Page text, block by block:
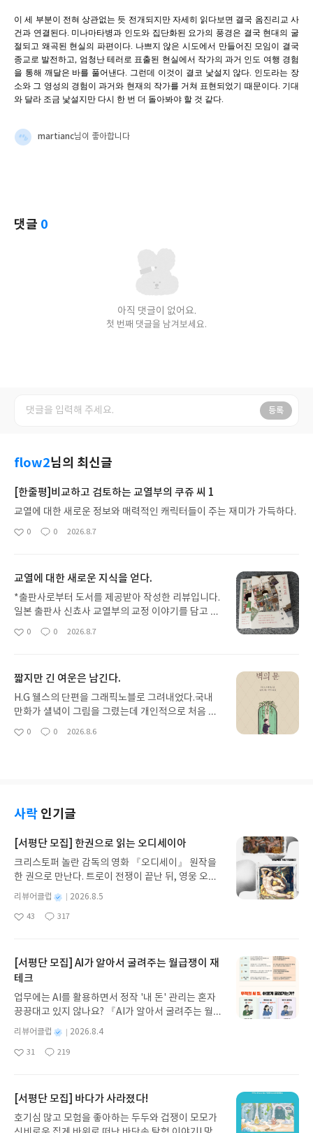
이 세 부분이 전혀 상관없는 듯 전개되지만 자세히 읽다보면 결국 옴진리교 사
건과 연결된다. 미나마타병과 인도와 집단화된 요가의 풍경은 결국 현대의 굴
절되고 왜곡된 현실의 파편이다. 나쁘지 않은 시도에서 만들어진 모임이 결국
종교로 발전하고, 엄청난 테러로 표출된 현실에서 작가의 과거 인도 여행 경험
을 통해 깨달은 바를 풀어낸다. 그런데 이것이 결코 낯설지 않다. 인도라는 장
소와 그 영성의 경험이 과거와 현재의 작가를 거쳐 표현되었기 때문이다. 기대
와 달라 조금 낯설지만 다시 한 번 더 돌아봐야 할 것 같다.
martianc님이 좋아합니다
댓글 0
아직 댓글이 없어요.
첫 번째 댓글을 남겨보세요.
등록
flow2님의 최신글
[한줄평]비교하고 검토하는 교열부의 쿠쥬 씨 1
교열에 대한 새로운 정보와 매력적인 캐릭터들이 주는 재미가 가득하다.
좋
0
댓
0
작
2026.8.7
교열에 대한 새로운 지식을 얻다.
*출판사로부터 도서를 제공받아 작성한 리뷰입니다.
일본 출판사 신쵸사 교열부의 교정 이야기를 담고 있
다.이 출판사의 크기가 어느 정도인지는 모르지만 교
직원이 많은 이유로 “백 년 뒤에도 남을 한 권을 만들
어 가겠다는 의지야.”라고 말한다.이 문장을 읽고 이
출판사의 책에는 오타 같은 것은 없을 것 같다는 생각
가 발견된다.실제 교열부에서 하는 일과 그들의 열정
오자만 수정하는 것에 그치지 않는다.문맥이나 정보
의 사실 여부도 함께 찾아서 표기한다.이 부분만 놓고
보면 편집부의 일이 아닌가 하는 생각이 들기도 한다.
예전에 좋아하는 출판사의 좋아하는 작가의 번역본
에 달린 주석에 황당해했던 일이 떠올랐다,미국 스포
츠를 잘 몰라 그랬다고 생각할 수 있지만 아쉬운 부분
이다.지금은 그냥 무난하게 넘어가지만 이전에는 시
다.어떤 책은 원서를 찾아 확인까지 한 적이 있는데
사원 미즈가키 씨를 같이 다루면서 교열 업무에 대한
다양한 정보를 전달한다.개인적으로 낯선 일본 작가
히 손으로 쓴 원고 편으로 넘어가면 내가 현실에서 경
험한 수많은 악필이 떠오른다.실제 책 속에서 예시로
보여준 글자는 원래의 모습이 너무 많이 사라진 것들
이다.나 자신도 어느 순간 손 글씨가 엉망이 되면서
내가 쓴 글자를 몰라보는 경우가 있다.이제는 워드 프
그 글자를 알 수 있는 사람이 정말 꼭 필요할 듯하다.
그리고 내가 아는 작가의 글이 깨끗하다는 부분에서
는 왠지 조금 안심이 되었다.신쵸사 교열부만 단순히
좋
0
댓
0
작
2026.8.7
짧지만 긴 여운은 남긴다.
H.G 웰스의 단편을 그래픽노블로 그려내었다.국내
만화가 샐녘이 그림을 그렸는데 개인적으로 처음 만
난 작가다.이루리북스 클래식 1권인데 현재 2권까지
고, 처음으로 초록 문 이야기를 했다.화자는 그때 라
오넬은 태만했고 뭔가에 홀려 있었고, 불가능한 욕망
만 꽉 차 있었다고 말했다.여섯 살 라이오넬은 아버지
와 가정 교사 덕분에 또래보다 조숙했다.집밖에 나가
노는 것을 허락받고 놀다가 길을 잃었다.그러다 어느
벽에서 발견한 담쟁이 덩굴이 에워싼 초록 문을 발견
지평선 가득한 정원.이 문을 열고 들어오기 전까지 고
머릿속에 서로 다른 시간의 흐름을 다룬 중국 이야기
가 떠올랐다.아이가 즐겁게 보낸 하루가 현실에서 몇
년 혹은 몇 십년이 지났다는 설정 말이다.하지만 내
예상과 달리 다른 이야기를 풀어내고, 같은 시간의 흐
름으로 흘러간다.이 녹색 문 안에서 보낸 행복하고 즐
거운 시간은 쉽게 사라지지 않는다.다시 발견하려고
했지만 찾지 못하고 시간이 흘러간다.그러다 자신이
을 발견하지만 열지 않는다.이때마다 그는 더 성공하
고, 더 높은 곳으로 올라간다.초록 문을 열고 들어가
좋
0
댓
0
작
2026.8.6
사락 인기글
[서평단 모집] 한권으로 읽는 오디세이아
크리스토퍼 놀란 감독의 영화 『오디세이』 원작을
한 권으로 만난다. 트로이 전쟁이 끝난 뒤, 영웅 오디
세우스는 고향 이타케로 돌아가기 위해 키클롭스, 마
녀 키르케, 세이렌의 노래, 포세이돈의 분노를 헤쳐
나간다. 그리스 철학 전공자인 옮긴이가 호메로스의
지 않고 끝까지 읽을 수 있다. 3천 년을 이어 온 귀향
과 모험의 대서사시가 가장 읽기 편한 번역으로 새롭
스 저/육혜원 역출판사이화북스 예스24 바로가기 닫
기모집인원 : 5명신청기간 : 2026.08.05 ~ 2026.08.
09발표일자 : 2026.08.13리뷰 작성기한 : 도서/상품
품 받으실 주소/연락처를 업데이트 해주세요! (선정
률이 올라갑니다!! ※ 신청 전, 꼭 확인해주세요!- '사
락' 개설 후, 이 글의 댓글로 신청해주세요.- 기존 YE
S블로그는 '사락'으로 개편되어 별도로 개설하지 않
별
리뷰어클럽
성
2026.8.5
좋
43
댓
317
작
[서평단 모집] AI가 알아서 굴려주는 월급쟁이 재
테크
업무에는 AI를 활용하면서 정작 '내 돈' 관리는 혼자
끙끙대고 있지 않나요? 『AI가 알아서 굴려주는 월급
쟁이 재테크』는 챗GPT·클로드·제미나이·퍼플렉시
티를 나만의 재테크 팀으로 만드는 실전 가이드입니
다. 재무 진단부터 주식 투자, 부동산, 절세, 자산 관
좋은 정보를 찾는 시대는 끝났습니다. 이제는 좋은 질
문을 던지는 사람이 돈을 법니다. 경제적 자유를 앞당
기고 싶은 월급쟁이라면, 이 책이 바로 그 시작입니
별
리뷰어클럽
성
2026.8.4
좋
31
댓
219
작
[서평단 모집] 바다가 사라졌다!
호기심 많고 모험을 좋아하는 두두와 겁쟁이 모모가